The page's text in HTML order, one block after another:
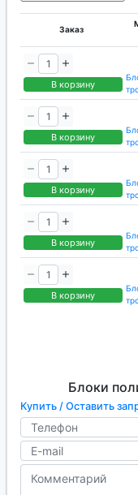
Заказ
В корзину
В корзину
В корзину
В корзину
В корзину
Блоки
Купить / Оставить